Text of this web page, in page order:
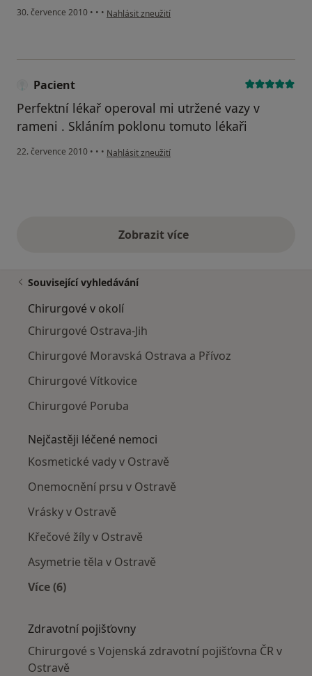
30. července 2010 • • • podle názoru uživatele Pacient
Nahlásit zneužití
Pacient
Perfektní lékař operoval mi utržené vazy v
rameni . Skláním poklonu tomuto lékaři
22. července 2010 • • • podle názoru uživatele Pacient
Nahlásit zneužití
Zobrazit vícevýše uvedené názory
Související vyhledávání
Chirurgové v okolí
Chirurgové Ostrava-Jih
Chirurgové Moravská Ostrava a Přívoz
Chirurgové Vítkovice
Chirurgové Poruba
Nejčastěji léčené nemoci
Kosmetické vady v Ostravě
Onemocnění prsu v Ostravě
Vrásky v Ostravě
Křečové žíly v Ostravě
Asymetrie těla v Ostravě
Více (6)
Zdravotní pojišťovny
Chirurgové s Vojenská zdravotní pojišťovna ČR v
Ostravě